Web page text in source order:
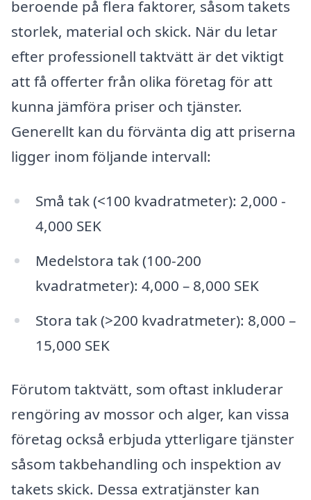
beroende på flera faktorer, såsom takets
storlek, material och skick. När du letar
efter professionell taktvätt är det viktigt
att få offerter från olika företag för att
kunna jämföra priser och tjänster.
Generellt kan du förvänta dig att priserna
ligger inom följande intervall:
Små tak (<100 kvadratmeter): 2,000 -
4,000 SEK
Medelstora tak (100-200
kvadratmeter): 4,000 – 8,000 SEK
Stora tak (>200 kvadratmeter): 8,000 –
15,000 SEK
Förutom taktvätt, som oftast inkluderar
rengöring av mossor och alger, kan vissa
företag också erbjuda ytterligare tjänster
såsom takbehandling och inspektion av
takets skick. Dessa extratjänster kan